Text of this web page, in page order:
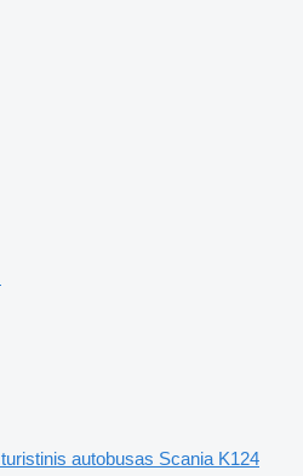
turistinis autobusas Scania K124